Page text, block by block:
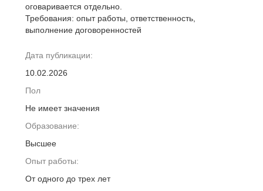
оговаривается отдельно.
Требования: опыт работы, ответственность,
выполнение договоренностей
Дата публикации:
10.02.2026
Пол
Не имеет значения
Образование:
Высшее
Опыт работы:
От одного до трех лет